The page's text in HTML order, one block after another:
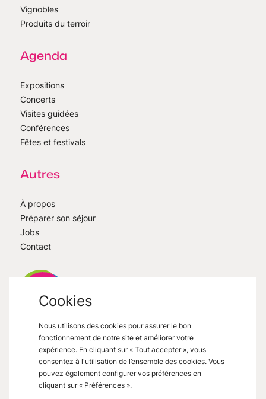
Vignobles
Produits du terroir
Agenda
Expositions
Concerts
Visites guidées
Conférences
Fêtes et festivals
Autres
À propos
Préparer son séjour
Jobs
Contact
VisitMons2026- All right reserved
Grand Place 27, 7000 Mons
Cookies
Nous utilisons des cookies pour assurer le bon
fonctionnement de notre site et améliorer votre
expérience. En cliquant sur « Tout accepter », vous
consentez à l'utilisation de l’ensemble des cookies. Vous
pouvez également configurer vos préférences en
cliquant sur « Préférences ».